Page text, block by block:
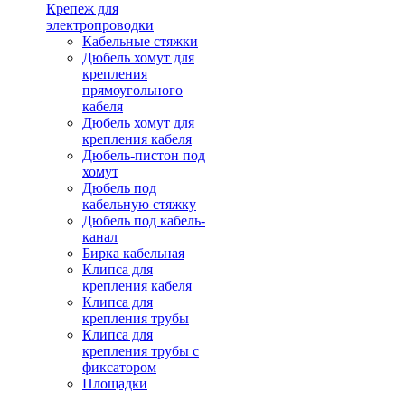
Крепеж для
электропроводки
Кабельные стяжки
Дюбель хомут для
крепления
прямоугольного
кабеля
Дюбель хомут для
крепления кабеля
Дюбель-пистон под
хомут
Дюбель под
кабельную стяжку
Дюбель под кабель-
канал
Бирка кабельная
Клипса для
крепления кабеля
Клипса для
крепления трубы
Клипса для
крепления трубы с
фиксатором
Площадки